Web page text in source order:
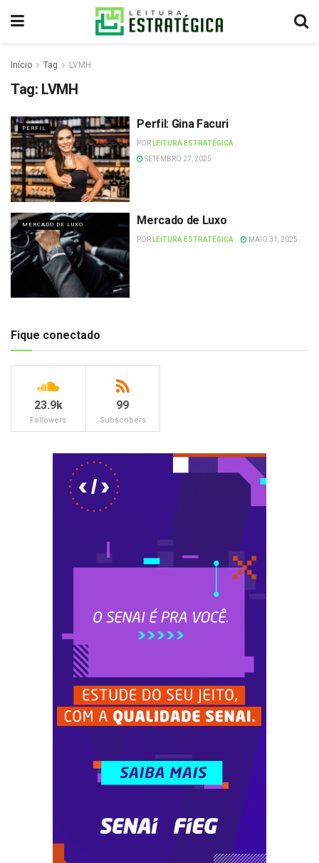
Início Tag LVMH
Tag: LVMH
PERFIL Perfil: Gina Facuri
POR LEITURA ESTRATÉGICA
SETEMBRO 27, 2025
MERCADO DE LUXO Mercado de Luxo
POR LEITURA ESTRATÉGICA MAIO 31, 2025
Fique conectado
23.9k
Followers
99
Subscribers